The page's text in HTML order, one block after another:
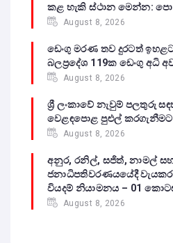
කළ හැකි ස්ථාන මෙන්න:
August 8, 2026
ඩෙංගු මරණ තව දුරටත්
බලප්‍රදේශ 119ක ඩෙංගු අධි
August 8, 2026
ශ්‍රී ලංකාවේ නැවුම් පලතුරු
වෙළඳපොළ පුළුල්
August 8, 2026
අනුර, රනිල්, සජිත්, නාමල්
ජනාධිපතිවරණයයේදී
වියදම් නියාමනය – 01
August 8, 2026